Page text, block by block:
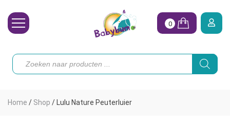
Toebehoren
0
Producten
zoeken
Home / Shop / Lulu Nature Peuterluier